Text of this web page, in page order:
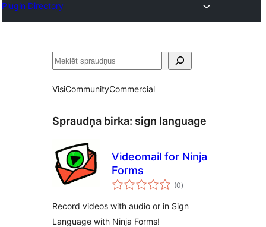
Plugin Directory
Meklēt
VisiCommunityCommercial
Spraudņa birka: sign language
Videomail for Ninja
Forms
(0vērtējumu
kopsumma
)
Record videos with audio or in Sign
Language with Ninja Forms!